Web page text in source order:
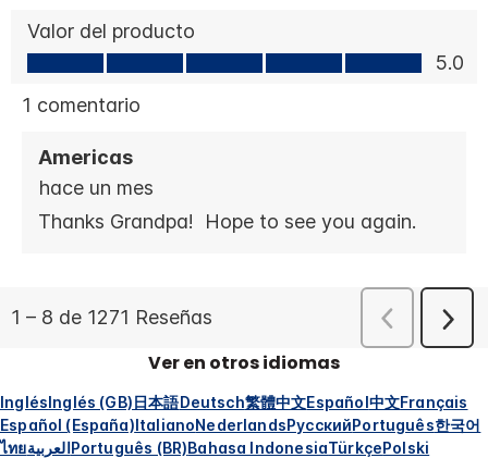
Ver en otros idiomas
InglésInglés (GB)日本語Deutsch繁體中文Español中文Français
Español (España)ItalianoNederlandsРусскийPortuguês한국어
ไทยالعربيةPortuguês (BR)Bahasa IndonesiaTürkçePolski